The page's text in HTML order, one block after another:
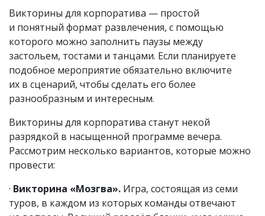
Викторины для корпоратива — простой
и понятный формат развлечения, с помощью
которого можно заполнить паузы между
застольем, тостами и танцами. Если планируете
подобное мероприятие обязательно включите
их в сценарий, чтобы сделать его более
разнообразным и интересным.
Викторины для корпоратива станут некой
разрядкой в насыщенной программе вечера.
Рассмотрим несколько вариантов, которые можно
провести:
· Викторина «Мозгва». Игра, состоящая из семи
туров, в каждом из которых команды отвечают